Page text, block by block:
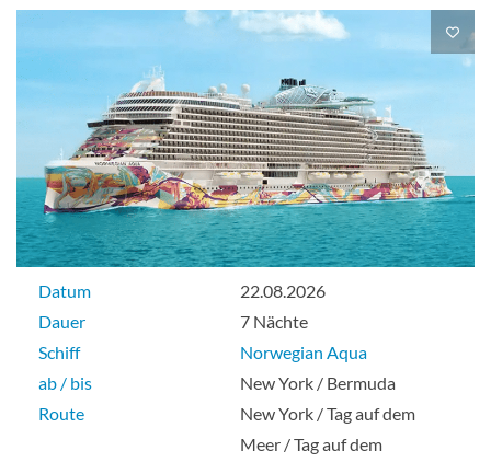
The Haven Deluxe Owner’s Suite mit
großem Balkon-[H3]
Deck 12
Suite
Datum
22.08.2026
Dauer
7 Nächte
Schiff
Norwegian Aqua
ab / bis
New York / Bermuda
Route
New York / Tag auf dem
Meer / Tag auf dem